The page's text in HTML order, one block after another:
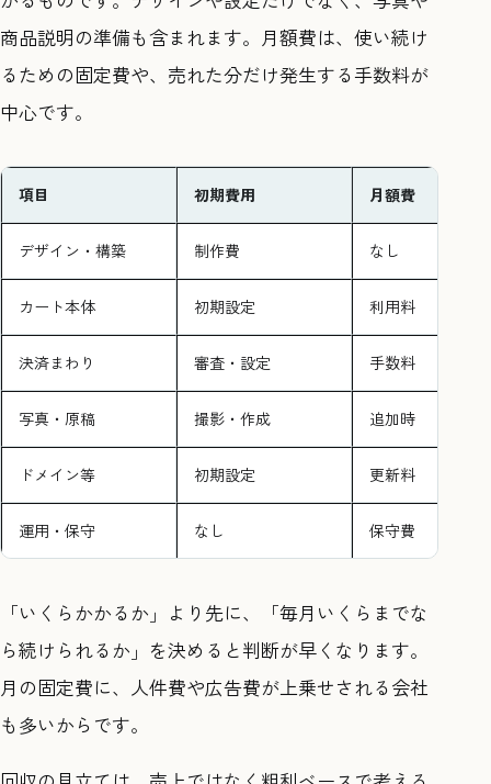
商品説明の準備も含まれます。月額費は、使い続け
るための固定費や、売れた分だけ発生する手数料が
中心です。
項目 初期費用 月額費
デザイン・構築 制作費 なし
カート本体 初期設定 利用料
決済まわり 審査・設定 手数料
写真・原稿 撮影・作成 追加時
ドメイン等 初期設定 更新料
運用・保守 なし 保守費
「いくらかかるか」より先に、「毎月いくらまでな
ら続けられるか」を決めると判断が早くなります。
月の固定費に、人件費や広告費が上乗せされる会社
も多いからです。